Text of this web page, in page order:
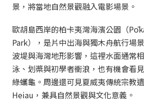
景，將當地自然景觀融入電影場景。
歐胡島西岸的柏卡夷灣海濱公園（
Park），是片中出海與獨木舟航行場
波堤與海灣地形影響，這裡水面通常
泳、划槳與初學者衝浪，也有機會看
綠蠵龜。周邊還可見夏威夷傳統宗教
Heiau，兼具自然景觀與文化意義。